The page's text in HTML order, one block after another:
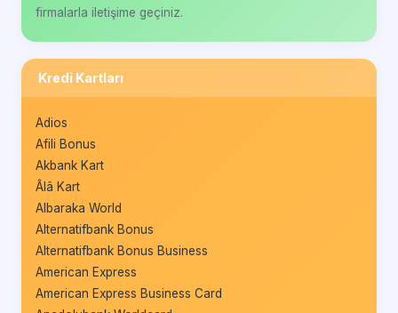
firmalarla iletişime geçiniz.
Kredi Kartları
Adios
Afili Bonus
Akbank Kart
Âlâ Kart
Albaraka World
Alternatifbank Bonus
Alternatifbank Bonus Business
American Express
American Express Business Card